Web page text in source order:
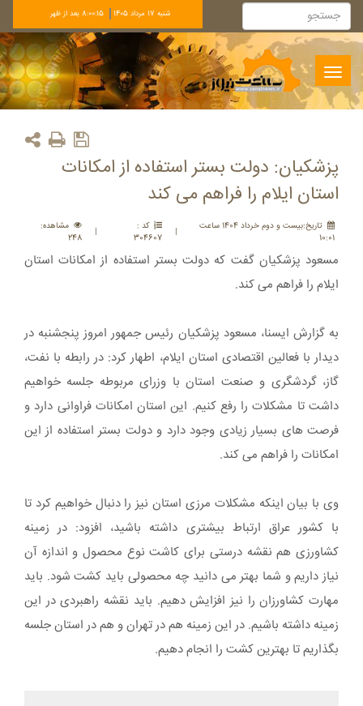
شنبه 17 مرداد 1405 8:00:15 بعد از ظهر
Toggle
navigation
پزشکیان: دولت بستر استفاده از امکانات
استان ایلام را فراهم می کند
تاريخ:بيست و دوم خرداد 1404 ساعت
10:01
|
کد :
304607
|
مشاهده:
248
مسعود پزشکیان گفت که دولت بستر استفاده از امکانات استان
ایلام را فراهم می کند.
به گزارش ایسنا، مسعود پزشکیان رئیس جمهور امروز پنجشنبه در
دیدار با فعالین اقتصادی استان ایلام، اطهار کرد: در رابطه با نفت،
گاز، گردشگری و صنعت استان با وزرای مربوطه جلسه خواهیم
داشت تا مشکلات را رفع کنیم. این استان امکانات فراوانی دارد و
فرصت های بسیار زیادی وجود دارد و دولت بستر استفاده از این
امکانات را فراهم می کند.
وی با بیان اینکه مشکلات مرزی استان نیز را دنبال خواهیم کرد تا
با کشور عراق ارتباط بیشتری داشته باشید، افزود: در زمینه
کشاورزی هم نقشه درستی برای کاشت نوع محصول و اندازه آن
نیاز داریم و شما بهتر می دانید چه محصولی باید کشت شود. باید
مهارت کشاورزان را نیز افزایش دهیم. باید نقشه راهبردی در این
زمینه داشته باشیم. در این زمینه هم در تهران و هم در استان جلسه
بگذاریم تا بهترین کشت را انجام دهیم.